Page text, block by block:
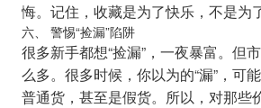
悔。记住，收藏是为了快乐，不是为
六、 警惕“捡漏”陷阱
很多新手都想“捡漏”，一夜暴富。但
么多。很多时候，你以为的“漏”，可
普通货，甚至是假货。所以，对那些